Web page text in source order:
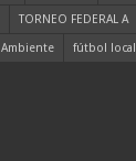
TORNEO FEDERAL A
Ambiente
fútbol local